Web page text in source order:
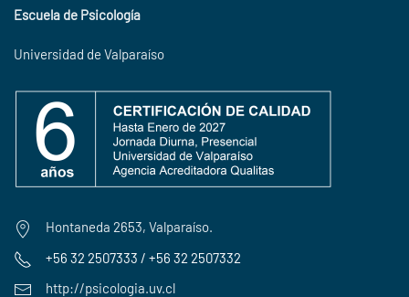
Escuela de Psicología
Universidad de Valparaíso
Hontaneda 2653, Valparaíso.
+56 32 2507333 / +56 32 2507332
http://psicologia.uv.cl